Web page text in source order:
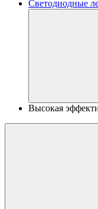
Светодиодные
Высокая